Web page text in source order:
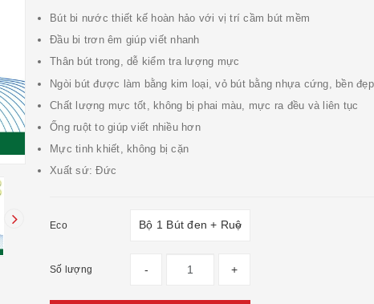
Bút bi nước thiết kế hoàn hảo với vị trí cầm bút mềm
Đầu bi trơn êm giúp viết nhanh
Thân bút trong, dễ kiểm tra lượng mực
Ngòi bút được làm bằng kim loại, vỏ bút bằng nhựa cứng, bền đẹp
Chất lượng mực tốt, không bị phai màu, mực ra đều và liên tục
Ống ruột to giúp viết nhiều hơn
Mực tinh khiết, không bị cặn
Xuất sứ: Đức
Eco
Số lượng - +